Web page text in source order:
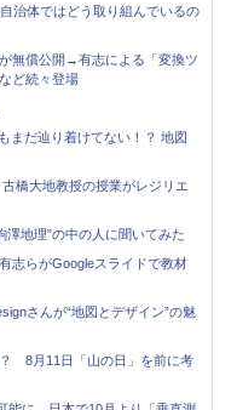
治体ではどう取り組んでいるの
無償公開→有志による「変換ツ
ど続々登場
だ辿り着けてない！？ 地図
橋大地教授の授業がレジリエ
澤地理”の中の人に聞いてみた
志らがGoogleスライドで教材
さんが“地図とデザイン”の魅
8月11日「山の日」を前に考